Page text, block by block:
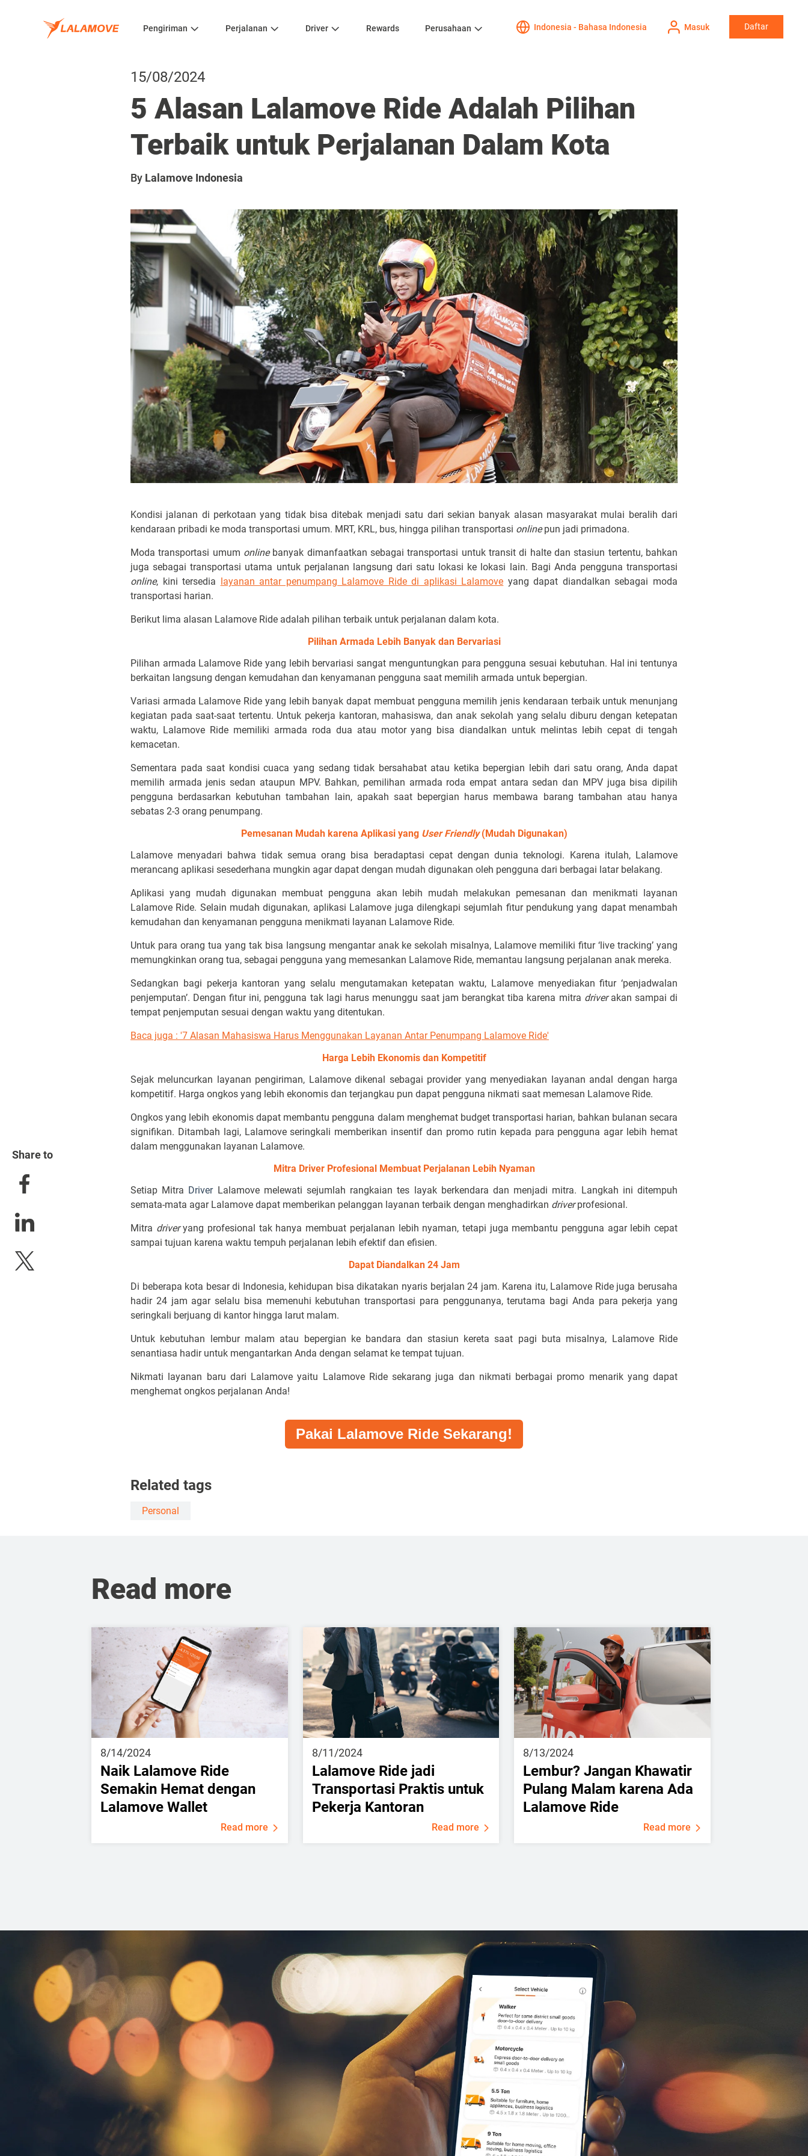
Pengiriman Perjalanan Driver Rewards Perusahaan Indonesia - Bahasa Indonesia Masuk Daftar
15/08/2024
5 Alasan Lalamove Ride Adalah Pilihan
Terbaik untuk Perjalanan Dalam Kota
By Lalamove Indonesia
Kondisi jalanan di perkotaan yang tidak bisa ditebak menjadi satu dari sekian banyak alasan masyarakat mulai beralih dari
kendaraan pribadi ke moda transportasi umum. MRT, KRL, bus, hingga pilihan transportasi onlinepun jadi primadona.
Moda transportasi umum onlinebanyak dimanfaatkan sebagai transportasi untuk transit di halte dan stasiun tertentu, bahkan
juga sebagai transportasi utama untuk perjalanan langsung dari satu lokasi ke lokasi lain. Bagi Anda pengguna transportasi
online, kini tersedia layanan antar penumpang Lalamove Ride di aplikasi Lalamove yang dapat diandalkan sebagai moda
transportasi harian.
Berikut lima alasan Lalamove Ride adalah pilihan terbaik untuk perjalanan dalam kota.
Pilihan Armada Lebih Banyak dan Bervariasi
Pilihan armada Lalamove Ride yang lebih bervariasi sangat menguntungkan para pengguna sesuai kebutuhan. Hal ini tentunya
berkaitan langsung dengan kemudahan dan kenyamanan pengguna saat memilih armada untuk bepergian.
Variasi armada Lalamove Ride yang lebih banyak dapat membuat pengguna memilih jenis kendaraan terbaik untuk menunjang
kegiatan pada saat-saat tertentu. Untuk pekerja kantoran, mahasiswa, dan anak sekolah yang selalu diburu dengan ketepatan
waktu, Lalamove Ride memiliki armada roda dua atau motor yang bisa diandalkan untuk melintas lebih cepat di tengah
kemacetan.
Sementara pada saat kondisi cuaca yang sedang tidak bersahabat atau ketika bepergian lebih dari satu orang, Anda dapat
memilih armada jenis sedan ataupun MPV. Bahkan, pemilihan armada roda empat antara sedan dan MPV juga bisa dipilih
pengguna berdasarkan kebutuhan tambahan lain, apakah saat bepergian harus membawa barang tambahan atau hanya
sebatas 2-3 orang penumpang.
Pemesanan Mudah karena Aplikasi yang User Friendly(Mudah Digunakan)
Lalamove menyadari bahwa tidak semua orang bisa beradaptasi cepat dengan dunia teknologi. Karena itulah, Lalamove
merancang aplikasi sesederhana mungkin agar dapat dengan mudah digunakan oleh pengguna dari berbagai latar belakang.
Aplikasi yang mudah digunakan membuat pengguna akan lebih mudah melakukan pemesanan dan menikmati layanan
Lalamove Ride. Selain mudah digunakan, aplikasi Lalamove juga dilengkapi sejumlah fitur pendukung yang dapat menambah
kemudahan dan kenyamanan pengguna menikmati layanan Lalamove Ride.
Untuk para orang tua yang tak bisa langsung mengantar anak ke sekolah misalnya, Lalamove memiliki fitur ‘live tracking’ yang
memungkinkan orang tua, sebagai pengguna yang memesankan Lalamove Ride, memantau langsung perjalanan anak mereka.
Sedangkan bagi pekerja kantoran yang selalu mengutamakan ketepatan waktu, Lalamove menyediakan fitur ‘penjadwalan
penjemputan’. Dengan fitur ini, pengguna tak lagi harus menunggu saat jam berangkat tiba karena mitra driverakan sampai di
tempat penjemputan sesuai dengan waktu yang ditentukan.
Baca juga : '7 Alasan Mahasiswa Harus Menggunakan Layanan Antar Penumpang Lalamove Ride'
Harga Lebih Ekonomis dan Kompetitif
Sejak meluncurkan layanan pengiriman, Lalamove dikenal sebagai provider yang menyediakan layanan andal dengan harga
kompetitif. Harga ongkos yang lebih ekonomis dan terjangkau pun dapat pengguna nikmati saat memesan Lalamove Ride.
Ongkos yang lebih ekonomis dapat membantu pengguna dalam menghemat budget transportasi harian, bahkan bulanan secara
signifikan. Ditambah lagi, Lalamove seringkali memberikan insentif dan promo rutin kepada para pengguna agar lebih hemat
dalam menggunakan layanan Lalamove.
Mitra Driver Profesional Membuat Perjalanan Lebih Nyaman
Setiap Mitra DriverLalamove melewati sejumlah rangkaian tes layak berkendara dan menjadi mitra. Langkah ini ditempuh
semata-mata agar Lalamove dapat memberikan pelanggan layanan terbaik dengan menghadirkan driverprofesional.
Mitra driveryang profesional tak hanya membuat perjalanan lebih nyaman, tetapi juga membantu pengguna agar lebih cepat
sampai tujuan karena waktu tempuh perjalanan lebih efektif dan efisien.
Dapat Diandalkan 24 Jam
Di beberapa kota besar di Indonesia, kehidupan bisa dikatakan nyaris berjalan 24 jam. Karena itu, Lalamove Ride juga berusaha
hadir 24 jam agar selalu bisa memenuhi kebutuhan transportasi para penggunanya, terutama bagi Anda para pekerja yang
seringkali berjuang di kantor hingga larut malam.
Untuk kebutuhan lembur malam atau bepergian ke bandara dan stasiun kereta saat pagi buta misalnya, Lalamove Ride
senantiasa hadir untuk mengantarkan Anda dengan selamat ke tempat tujuan.
Nikmati layanan baru dari Lalamove yaitu Lalamove Ride sekarang juga dan nikmati berbagai promo menarik yang dapat
menghemat ongkos perjalanan Anda!
Pakai Lalamove Ride Sekarang!
Related tags
Personal
Read more
8/14/2024
Naik Lalamove Ride
Semakin Hemat dengan
Lalamove Wallet
Read more
8/11/2024
Lalamove Ride jadi
Transportasi Praktis untuk
Pekerja Kantoran
Read more
8/13/2024
Lembur? Jangan Khawatir
Pulang Malam karena Ada
Lalamove Ride
Read more
Share to